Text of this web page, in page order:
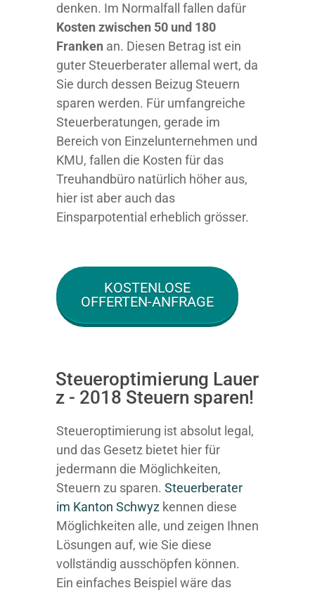
denken. Im Normalfall fallen dafür
Kosten zwischen 50 und 180
Franken an. Diesen Betrag ist ein
guter Steuerberater allemal wert, da
Sie durch dessen Beizug Steuern
sparen werden. Für umfangreiche
Steuerberatungen, gerade im
Bereich von Einzelunternehmen und
KMU, fallen die Kosten für das
Treuhandbüro natürlich höher aus,
hier ist aber auch das
Einsparpotential erheblich grösser.
KOSTENLOSE
OFFERTEN-ANFRAGE
Steueroptimierung Lauer
z - 2018 Steuern sparen!
Steueroptimierung ist absolut legal,
und das Gesetz bietet hier für
jedermann die Möglichkeiten,
Steuern zu sparen. Steuerberater
im K anton Schwyz kennen diese
Möglichkeiten alle, und zeigen Ihnen
Lösungen auf, wie Sie diese
vollständig ausschöpfen können.
Ein einfaches Beispiel wäre das